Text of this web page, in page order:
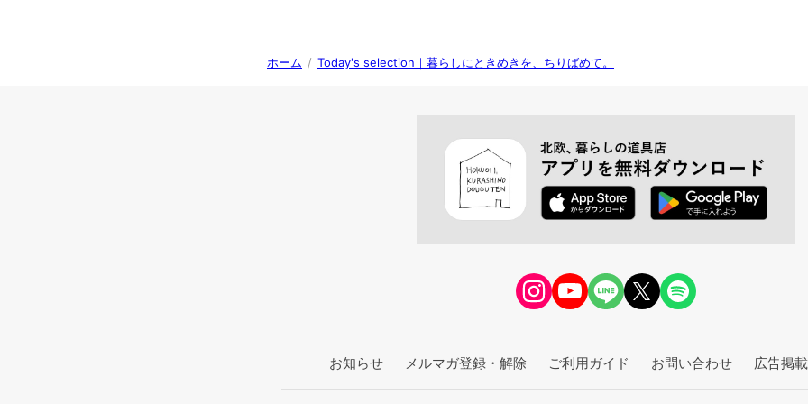
ホーム / Today's selection｜暮らしにときめきを、ちりばめて。
お知らせ メルマガ登録・解除 ご利用ガイド お問い合わせ 広告掲載